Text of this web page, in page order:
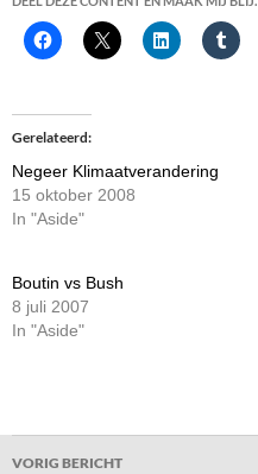
Gerelateerd
Negeer Klimaatverandering
15 oktober 2008
In "Aside"
Boutin vs Bush
8 juli 2007
In "Aside"
Bericht
VORIG BERICHT